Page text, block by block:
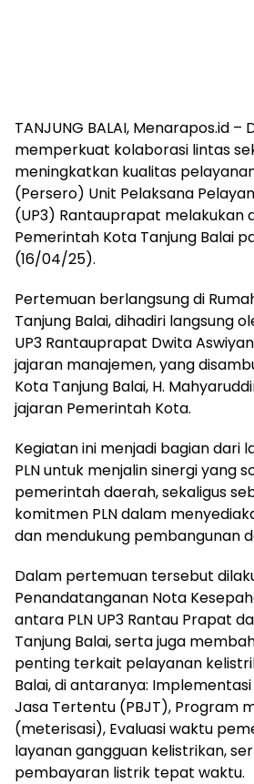
TANJUNG BALAI, Menarapos.id –
memperkuat kolaborasi lintas
meningkatkan kualitas
(Persero) Unit Pelaksana
(UP3) Rantauprapat melakukan
Pemerintah Kota Tanjung Balai
(16/04/25).
Pertemuan berlangsung di
Tanjung Balai, dihadiri langsung
UP3 Rantauprapat Dwita
jajaran manajemen, yang
Kota Tanjung Balai, H.
jajaran Pemerintah Kota.
Kegiatan ini menjadi bagian dari
PLN untuk menjalin sinergi yang
pemerintah daerah, sekaligus
komitmen PLN dalam
dan mendukung pembangunan
Dalam pertemuan tersebut
Penandatanganan Nota
antara PLN UP3 Rantau Prapat
Tanjung Balai, serta juga
penting terkait pelayanan
Balai, di antaranya:
Jasa Tertentu (PBJT), Program
(meterisasi), Evaluasi waktu
layanan gangguan kelistrikan,
pembayaran listrik tepat waktu.